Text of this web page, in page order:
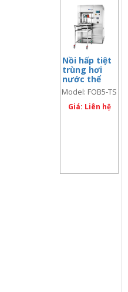
Nồi hấp tiệt
trùng hơi
nước thể
tích lớn 647
lít, Model:
FOB5-TS
Model: FOB5-TS
Giá: Liên hệ